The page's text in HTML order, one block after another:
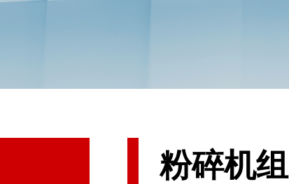
粉碎机